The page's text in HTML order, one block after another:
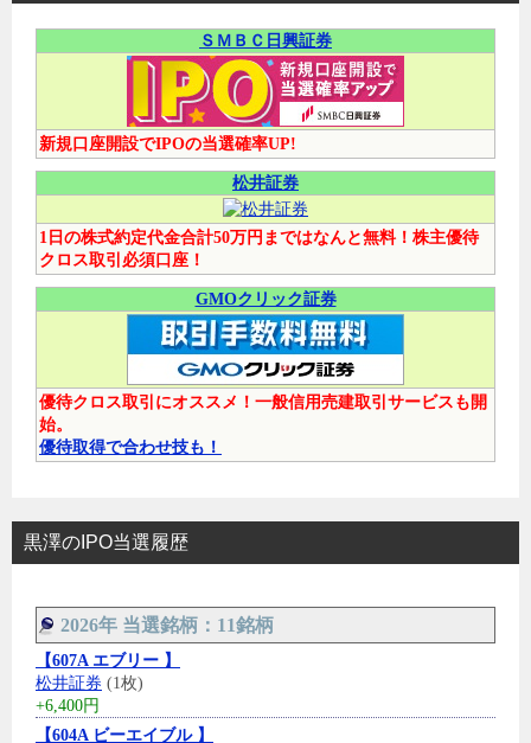
ＳＭＢＣ日興証券
新規口座開設でIPOの当選確率UP!
松井証券
1日の株式約定代金合計50万円まではなんと無料！株主優待
クロス取引必須口座！
GMOクリック証券
優待クロス取引にオススメ！一般信用売建取引サービスも開
始。
優待取得で合わせ技も！
黒澤のIPO当選履歴
2026年 当選銘柄：11銘柄
【607A エブリー 】
松井証券 (1枚)
+6,400円
【604A ビーエイブル 】